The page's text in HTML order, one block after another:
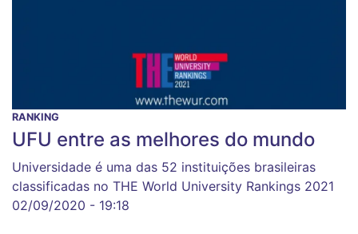
RANKING
UFU entre as melhores do mundo
Universidade é uma das 52 instituições brasileiras
classificadas no THE World University Rankings 2021
02/09/2020 - 19:18